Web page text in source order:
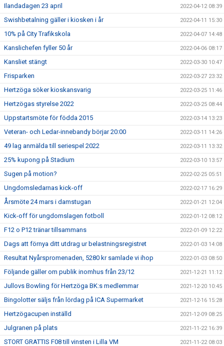
Ilandadagen 23 april 2022-04-12 08:39
Swishbetalning gäller i kiosken i år 2022-04-11 15:30
10% på City Trafikskola 2022-04-07 14:48
Kanslichefen fyller 50 år 2022-04-06 08:17
Kansliet stängt 2022-03-30 10:47
Frisparken 2022-03-27 23:32
Hertzöga söker kioskansvarig 2022-03-25 11:46
Hertzögas styrelse 2022 2022-03-25 08:44
Uppstartsmöte för födda 2015 2022-03-14 13:23
Veteran- och Ledar-innebandy börjar 20:00 2022-03-11 14:26
49 lag anmälda till seriespel 2022 2022-03-11 13:32
25% kupong på Stadium 2022-03-10 13:57
Sugen på motion? 2022-02-25 05:51
Ungdomsledarnas kick-off 2022-02-17 16:29
Årsmöte 24 mars i damstugan 2022-01-21 12:04
Kick-off för ungdomslagen fotboll 2022-01-12 08:12
F12 o P12 tränar tillsammans 2022-01-09 12:22
Dags att förnya ditt utdrag ur belastningsregistret 2022-01-03 14:08
Resultat Nyårspromenaden, 5280 kr samlade vi ihop 2022-01-03 08:50
Följande gäller om publik inomhus från 23/12 2021-12-21 11:12
Jullovs Bowling för Hertzöga BK:s medlemmar 2021-12-20 10:45
Bingolotter säljs från lördag på ICA Supermarket 2021-12-16 15:28
Hertzögacupen inställd 2021-12-09 08:25
Julgranen på plats 2021-11-22 16:39
STORT GRATTIS F08 till vinsten i Lilla VM 2021-11-22 08:03